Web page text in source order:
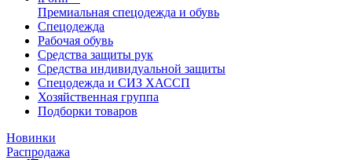
Премиальная спецодежда и обувь
Спецодежда
Рабочая обувь
Средства защиты рук
Средства индивидуальной защиты
Спецодежда и СИЗ ХАССП
Хозяйственная группа
Подборки товаров
Новинки
Распродажа